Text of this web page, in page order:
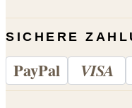
SICHERE
PayPal VISA